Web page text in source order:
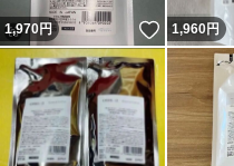
1,970円 いいね！
1,960円